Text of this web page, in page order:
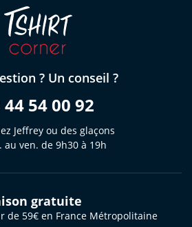
? Un conseil ?
44 54 00 92
Jeffrey ou des glaçons
au ven. de 9h30 à 19h
gratuite
de 59€ en France Métropolitaine